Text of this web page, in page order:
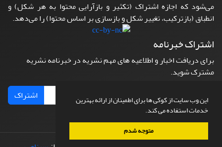
این وب سایت از کوکی ها برای اطمینان از ارائه بهترین
خدمات استفاده می کند.
متوجه شدم
می‌شود که اجازه اشتراک (تکثیر و بازآرایی محتوا به هر شکل) و
انطباق (بازترکیب، تغییر شکل و بازسازی بر اساس محتوا) را می‌دهد.
اشتراک خبرنامه
برای دریافت اخبار و اطلاعیه های مهم نشریه در خبرنامه نشریه
مشترک شوید.
اشتراک